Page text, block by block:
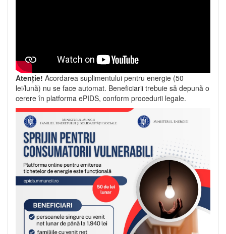
Atenție! Acordarea suplimentului pentru energie (50
lei/lună) nu se face automat. Beneficiarii trebuie să depună o
cerere în platforma ePIDS, conform procedurii legale.